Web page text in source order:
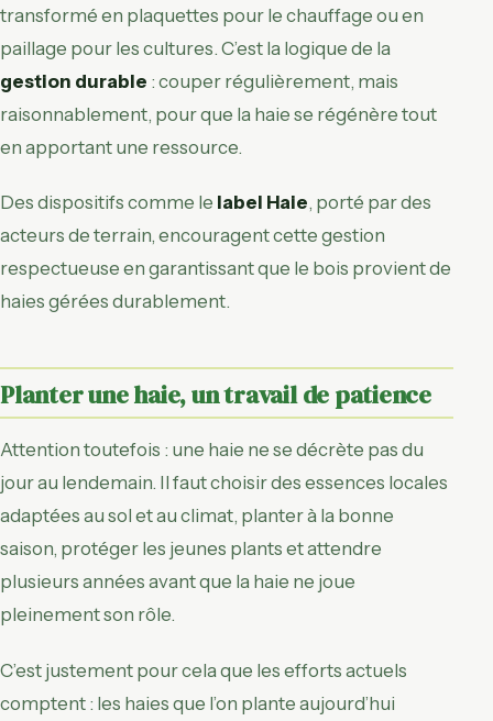
transformé en plaquettes pour le chauffage ou en
paillage pour les cultures. C’est la logique de la
gestion durable : couper régulièrement, mais
raisonnablement, pour que la haie se régénère tout
en apportant une ressource.
Des dispositifs comme le label Haie, porté par des
acteurs de terrain, encouragent cette gestion
respectueuse en garantissant que le bois provient de
haies gérées durablement.
Planter une haie, un travail de patience
Attention toutefois : une haie ne se décrète pas du
jour au lendemain. Il faut choisir des essences locales
adaptées au sol et au climat, planter à la bonne
saison, protéger les jeunes plants et attendre
plusieurs années avant que la haie ne joue
pleinement son rôle.
C’est justement pour cela que les efforts actuels
comptent : les haies que l’on plante aujourd’hui